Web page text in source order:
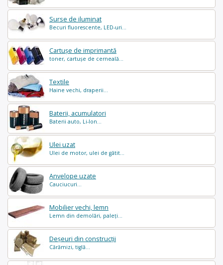
Surse de iluminat
Becuri fluorescente, LED-uri...
Cartușe de imprimantă
toner, cartușe de cerneală...
Textile
Haine vechi, draperii...
Baterii, acumulatori
Baterii auto, Li-Ion...
Ulei uzat
Ulei de motor, ulei de gătit...
Anvelope uzate
Cauciucuri...
Mobilier vechi, lemn
Lemn din demolări, paleți...
Deșeuri din construcții
Cărămizi, tiglă...